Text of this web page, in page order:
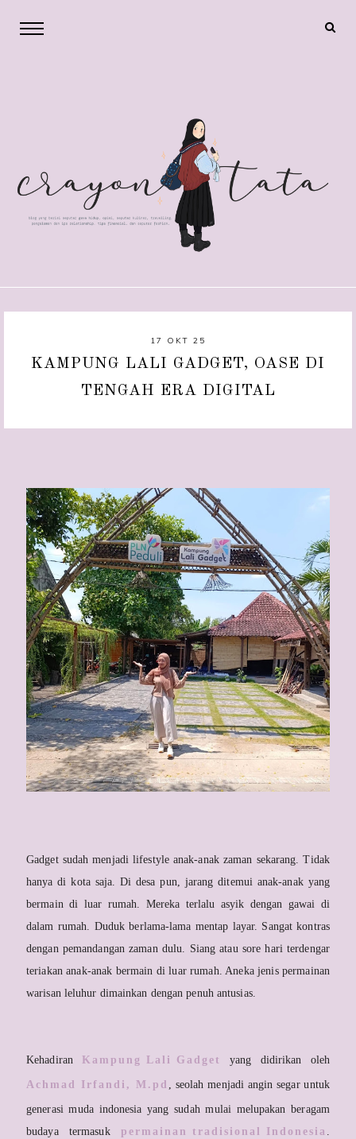
17 OKT 25
KAMPUNG LALI GADGET, OASE DI
TENGAH ERA DIGITAL
Gadget sudah menjadi lifestyle anak-anak zaman sekarang. Tidak
hanya di kota saja. Di desa pun, jarang ditemui anak-anak yang
bermain di luar rumah. Mereka terlalu asyik dengan gawai di
dalam rumah. Duduk berlama-lama mentap layar. Sangat kontras
dengan pemandangan zaman dulu. Siang atau sore hari terdengar
teriakan anak-anak bermain di luar rumah. Aneka jenis permainan
warisan leluhur dimainkan dengan penuh antusias.
Kehadiran Kampung Lali Gadget yang didirikan oleh
Achmad Irfandi, M.pd , seolah menjadi angin segar untuk
generasi muda indonesia yang sudah mulai melupakan beragam
budaya termasuk permainan tradisional Indonesia .